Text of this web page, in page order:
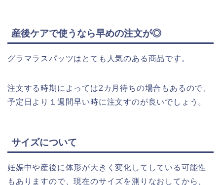
産後ケアで使うなら早めの注文が◎
グラマラスパッツはとても人気のある商品です。
注文する時期によっては2カ月待ちの場合もあるので、
予定日より１週間早い時に注文すのが良いでしょう。
サイズについて
妊娠中や産後に体形が大きく変化してしている可能性
もありますので、現在のサイズを測りなおしてから、